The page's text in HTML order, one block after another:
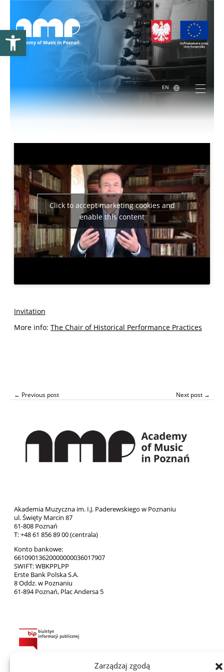
Open toolbar
Zarządzaj zgodą
EN
Click to accept marketing cookies and
enable this content
Invitation
More info: The Chair of Historical Performance Practices
← Previous post Next post →
Akademia Muzyczna im. I.J. Paderewskiego w Poznaniu
ul. Święty Marcin 87
61-808 Poznań
T: +48 61 856 89 00 (centrala)
Konto bankowe:
66109013620000000036017907
SWIFT: WBKPPLPP
Erste Bank Polska S.A.
8 Oddz. w Poznaniu
61-894 Poznań, Plac Andersa 5